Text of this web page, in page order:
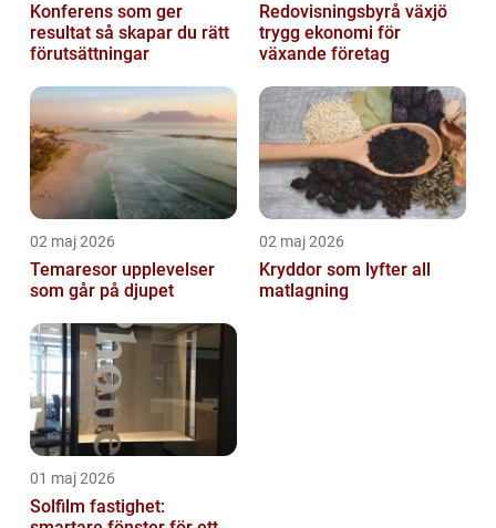
Konferens som ger
resultat så skapar du rätt
förutsättningar
Redovisningsbyrå växjö
trygg ekonomi för
växande företag
02 maj 2026
Temaresor upplevelser
som går på djupet
02 maj 2026
Kryddor som lyfter all
matlagning
01 maj 2026
Solfilm fastighet: